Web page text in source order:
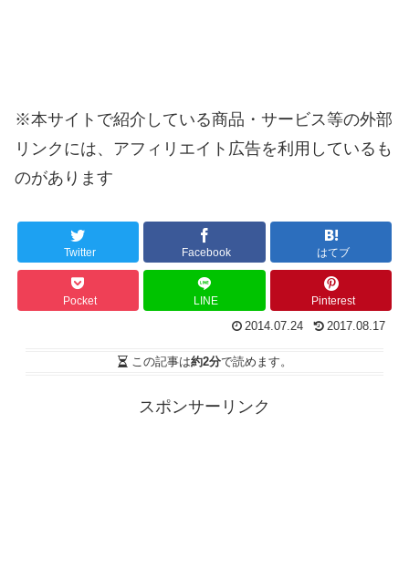
※本サイトで紹介している商品・サービス等の外部
リンクには、アフィリエイト広告を利用しているも
のがあります
Twitter Facebook はてブ
Pocket LINE Pinterest
2014.07.24 2017.08.17
この記事は約2分で読めます。
スポンサーリンク